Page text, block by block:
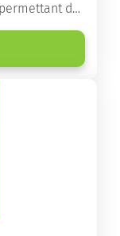
de
adaptée.